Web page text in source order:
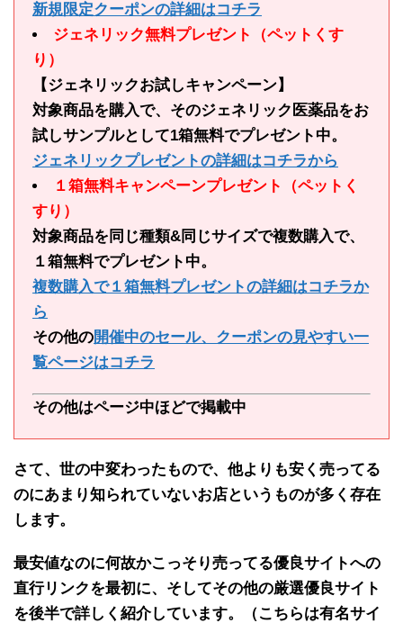
新規限定クーポンの詳細はコチラ
ジェネリック無料プレゼント（ペットくす
り）
【ジェネリックお試しキャンペーン】
対象商品を購入で、そのジェネリック医薬品をお
試しサンプルとして1箱無料でプレゼント中。
ジェネリックプレゼントの詳細はコチラから
１箱無料キャンペーンプレゼント（ペットく
すり）
対象商品を同じ種類&同じサイズで複数購入で、
１箱無料でプレゼント中。
複数購入で１箱無料プレゼントの詳細はコチラか
ら
その他の開催中のセール、クーポンの見やすい一
覧ページはコチラ
その他はページ中ほどで掲載中
さて、世の中変わったもので、 他よりも安く売ってる
のにあまり知られていないお店というものが多く存在
します。
最安値なのに何故かこっそり売ってる優良サイトへの
直行リンクを最初に、そしてその他の厳選優良サイト
を後半で詳しく紹介しています。（こちらは有名サイ